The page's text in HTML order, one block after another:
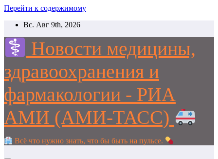
Перейти к содержимому
Вс. Авг 9th, 2026
Новости медицины,
здравоохранения и
фармакологии - РИА
АМИ (АМИ-ТАСС)
Всё что нужно знать, что бы быть на пульсе.